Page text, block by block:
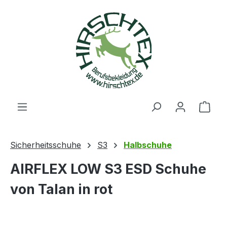
Sicherheitsschuhe S3 Halbschuhe
AIRFLEX LOW S3 ESD Schuhe
von Talan in rot